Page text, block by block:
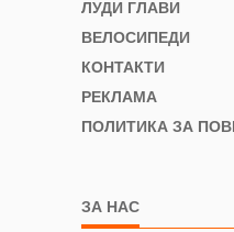
ЛУДИ ГЛАВИ
ВЕЛОСИПЕДИ
КОНТАКТИ
РЕКЛАМА
ПОЛИТИКА ЗА
ЗА НАС